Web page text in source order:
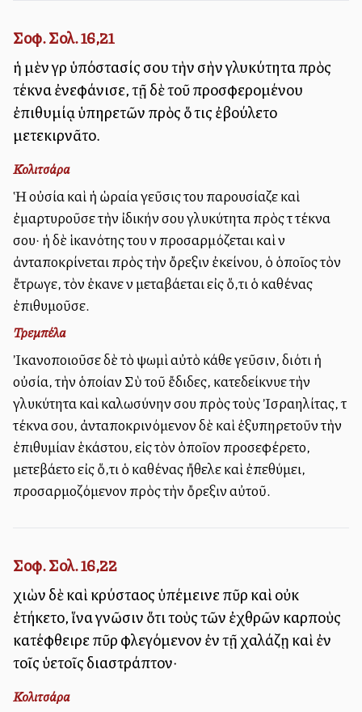
Σοφ. Σολ. 16,21
ἡ μὲν γὰρ ὑπόστασίς σου τὴν σὴν γλυκύτητα πρὸς
τέκνα ἐνεφάνισε, τῇ δὲ τοῦ προσφερομένου
ἐπιθυμίᾳ ὑπηρετῶν πρὸς ὅ τις ἐβούλετο
μετεκιρνᾶτο.
Κολιτσάρα
Ἡ οὐσία καὶ ἡ ὡραία γεῦσις του παρουσίαζε καὶ
ἐμαρτυροῦσε τὴν ἰδικήν σου γλυκύτητα πρὸς τὰ τέκνα
σου· ἡ δὲ ἱκανότης του νὰ προσαρμόζεται καὶ νὰ
ἀνταποκρίνεται πρὸς τὴν ὄρεξιν ἐκείνου, ὁ ὁποῖος τὸν
ἔτρωγε, τὸν ἐκανε νὰ μεταβάλλεται εἰς ὅ,τι ὁ καθένας
ἐπιθυμοῦσε.
Τρεμπέλα
Ἰκανοποιοῦσε δὲ τὸ ψωμὶ αὐτὸ κάθε γεῦσιν, διότι ἡ
οὐσία, τὴν ὁποίαν Σὺ τοῦ ἔδιδες, κατεδείκνυε τὴν
γλυκύτητα καὶ καλωσύνην σου πρὸς τοὺς Ἰσραηλίτας, τὰ
τέκνα σου, ἀνταποκρινόμενον δὲ καὶ ἐξυπηρετοῦν τὴν
ἐπιθυμίαν ἑκάστου, εἰς τὸν ὁποῖον προσεφέρετο,
μετεβάλλετο εἰς ὅ,τι ὁ καθένας ἤθελε καὶ ἐπεθύμει,
προσαρμοζόμενον πρὸς τὴν ὄρεξιν αὐτοῦ.
Σοφ. Σολ. 16,22
χιὼν δὲ καὶ κρύσταλλος ὑπέμεινε πῦρ καὶ οὐκ
ἐτήκετο, ἵνα γνῶσιν ὅτι τοὺς τῶν ἐχθρῶν καρποὺς
κατέφθειρε πῦρ φλεγόμενον ἐν τῇ χαλάζῃ καὶ ἐν
τοῖς ὑετοῖς διαστράπτον·
Κολιτσάρα